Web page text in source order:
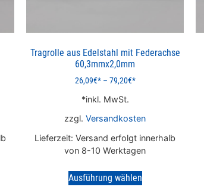
Tragrolle aus Edelstahl mit Federachse
60,3mmx2,0mm
26,09€ – 79,20€
inkl. MwSt.
zzgl. Versandkosten
Lieferzeit: Versand erfolgt innerhalb
von 8-10 Werktagen
Ausführung wählen